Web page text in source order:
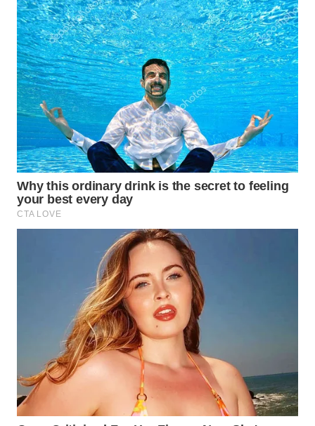
WN
SURABAYA
WN
NATUNA
BINTAN
WN
MANDALIKA
LABUANBAJO
BORNEO
Wahana
Media
Group